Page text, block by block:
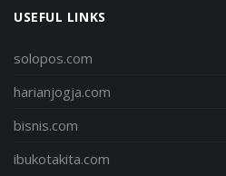
USEFUL LINKS
solopos.com
harianjogja.com
bisnis.com
ibukotakita.com